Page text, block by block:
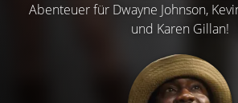
Abenteuer für Dwayne Johnson,
und Karen Gillan!